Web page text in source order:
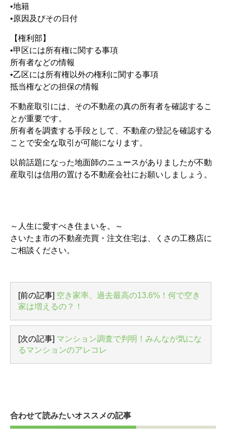
•地籍
•原因及びその日付
【権利部】
•甲区には所有権に関する事項
所有者などの情報
•乙区には所有権以外の権利に関する事項
抵当権などの担保の情報
不動産取引には、その不動産の真の所有者を確認するこ
とが重要です。
所有者を調査する手段として、不動産の登記を確認する
ことで安全な取引が可能になります。
以前話題になった地面師のニュースがありましたが不動
産取引は信用の置ける不動産会社にお願いしましょう。
～人生に愛すべき住まいを。～
さいたま市の不動産売買・注文住宅は、くさの工務店に
ご相談ください。
[前の記事] 空き家率、過去最高の13.6%！何で空き
家は増えるの？！
[次の記事] マンション調査で判明！みんなが気にな
るマンションのアレコレ
合わせて読みたいオススメの記事